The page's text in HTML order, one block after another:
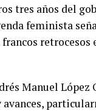
tres años del
feminista
retrocesos
Manuel López